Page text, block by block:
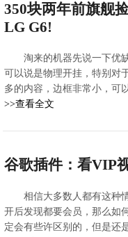
350块两年前旗舰
LG G6!
淘来的机器先说一下优
可以说是物理开挂，特别对
多的内容，边框非常小，可
>>查看全文
谷歌插件：看VIP
相信大多数人都有这种
开后发现都要会员，那么如
定会有些许区别的，但是还